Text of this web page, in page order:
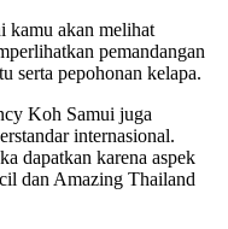
kamu akan melihat
pemandangan
serta pepohonan kelapa.
Koh Samui juga
internasional.
dapatkan karena aspek
dan Amazing Thailand